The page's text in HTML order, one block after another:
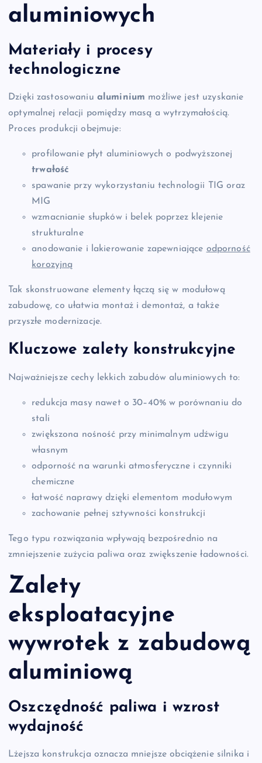
aluminiowych
Materiały i procesy
technologiczne
Dzięki zastosowaniu aluminium możliwe jest uzyskanie
optymalnej relacji pomiędzy masą a wytrzymałością.
Proces produkcji obejmuje:
profilowanie płyt aluminiowych o podwyższonej
trwałość
spawanie przy wykorzystaniu technologii TIG oraz
MIG
wzmacnianie słupków i belek poprzez klejenie
strukturalne
anodowanie i lakierowanie zapewniające odporność
korozyjną
Tak skonstruowane elementy łączą się w modułową
zabudowę, co ułatwia montaż i demontaż, a także
przyszłe modernizacje.
Kluczowe zalety konstrukcyjne
Najważniejsze cechy lekkich zabudów aluminiowych to:
redukcja masy nawet o 30–40% w porównaniu do
stali
zwiększona nośność przy minimalnym udźwigu
własnym
odporność na warunki atmosferyczne i czynniki
chemiczne
łatwość naprawy dzięki elementom modułowym
zachowanie pełnej sztywności konstrukcji
Tego typu rozwiązania wpływają bezpośrednio na
zmniejszenie zużycia paliwa oraz zwiększenie ładowności.
Zalety
eksploatacyjne
wywrotek z zabudową
aluminiową
Oszczędność paliwa i wzrost
wydajność
Lżejsza konstrukcja oznacza mniejsze obciążenie silnika i